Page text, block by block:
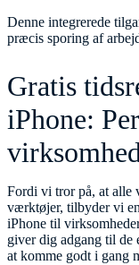
Denne integrerede
præcis sporing af
Gratis
iPhone:
Fordi vi tror på, at alle
værktøjer, tilbyder vi
iPhone til
giver dig adgang til de
at komme godt i gang